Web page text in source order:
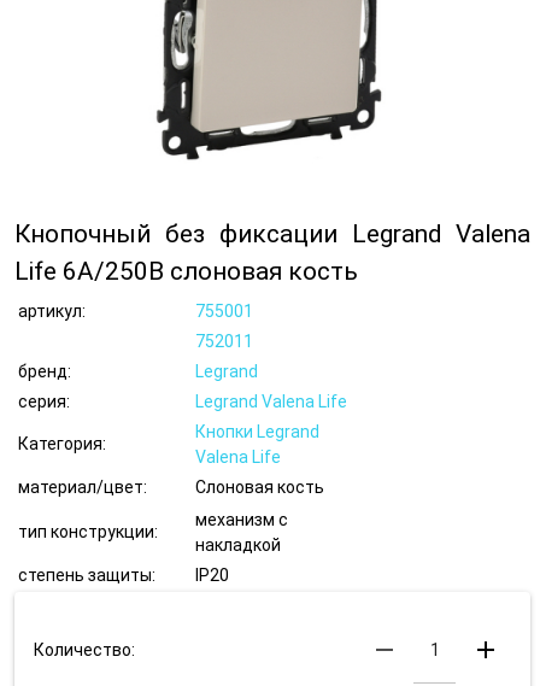
Кнопочный без фиксации Legrand Valena
Life 6А/250В слоновая кость
артикул:
755001
752011
бренд:
Legrand
серия:
Legrand Valena Life
Категория:
Кнопки Legrand
Valena Life
материал/цвет:
Слоновая кость
тип конструкции:
механизм с
накладкой
степень защиты:
IP20
Количество: remove add